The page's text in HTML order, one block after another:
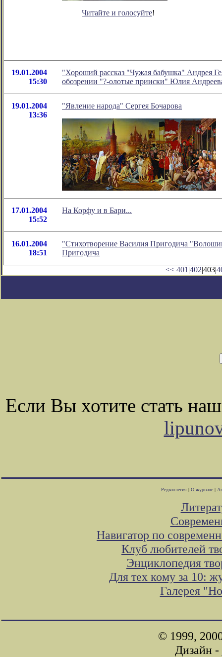
Читайте и голосуйте!
19.01.2004
15:30
"Хороший рассказ "Чужая бабушка" Андрея
обозрении "?-олотые прииски" Юлия
19.01.2004
13:36
"Явление народа" Сергея Бочарова
17.01.2004
15:52
На Корфу и в Бари...
16.01.2004
18:51
"Стихотворение Василия Пригодича
Пригодича
<< 401 |402|403|
Если Вы хотите стать
Редколлегия| О журнале|
Навигатор по
Клуб любителей
Энциклопедия
Для тех кому за 10:
Галерея
© 1999,
Дизайн -